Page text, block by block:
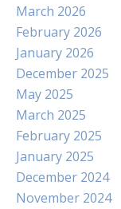
March 2026
February 2026
January 2026
December 2025
May 2025
March 2025
February 2025
January 2025
December 2024
November 2024